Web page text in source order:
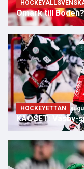
Omark till
HOCKEYETTAN
KAOSET: Väsby-